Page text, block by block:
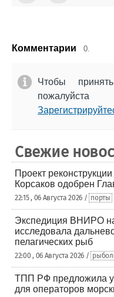
Комментарии 0.
Чтобы
Свежие
Проект
Корсаков одобрен
22:15 , 06 Августа 2026 / порты
Экспедиция ВНИРО
исследовала
пелагических рыб
22:00 , 06 Августа 2026 /
ТПП РФ предложила
для операторов